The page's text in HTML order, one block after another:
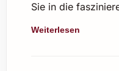
Sie in die
aus Frische und
Weiterlesen